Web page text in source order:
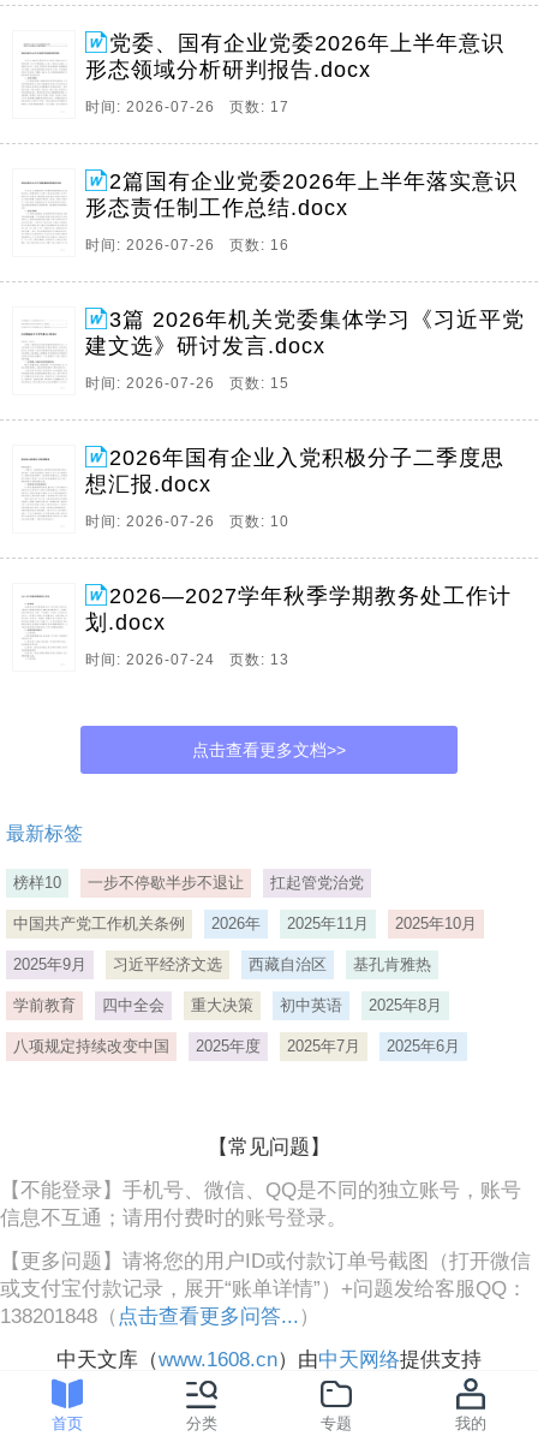
党委、国有企业党委2026年上半年意识
形态领域分析研判报告.docx
时间: 2026-07-26 页数: 17
2篇国有企业党委2026年上半年落实意识
形态责任制工作总结.docx
时间: 2026-07-26 页数: 16
3篇 2026年机关党委集体学习《习近平党
建文选》研讨发言.docx
时间: 2026-07-26 页数: 15
2026年国有企业入党积极分子二季度思
想汇报.docx
时间: 2026-07-26 页数: 10
2026—2027学年秋季学期教务处工作计
划.docx
时间: 2026-07-24 页数: 13
点击查看更多文档>>
最新标签
榜样10 一步不停歇半步不退让 扛起管党治党
中国共产党工作机关条例 2026年 2025年11月 2025年10月
2025年9月 习近平经济文选 西藏自治区 基孔肯雅热
学前教育 四中全会 重大决策 初中英语 2025年8月
八项规定持续改变中国 2025年度 2025年7月 2025年6月
【常见问题】
【不能登录】手机号、微信、QQ是不同的独立账号，账号
信息不互通；请用付费时的账号登录。
【更多问题】请将您的用户ID或付款订单号截图（打开微信
或支付宝付款记录，展开“账单详情”）+问题发给客服QQ：
138201848（ 点击查看更多问答... ）
中天文库（www.1608.cn）由中天网络提供支持
首页 分类 专题 我的